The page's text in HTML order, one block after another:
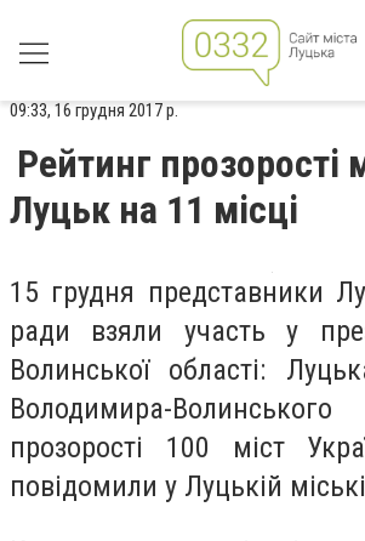
09:33, 16 грудня 2017 р.
Рейтинг прозорості
Луцьк на 11 місці
15 грудня представники
ради взяли участь у
Волинської області:
Володимира-
прозорості 100 міст
повідомили у Луцькій